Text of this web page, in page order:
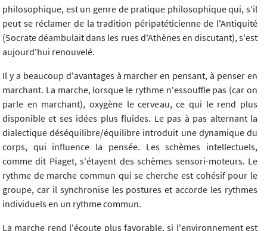
philosophique, est un genre de pratique philosophique qui, s'il
peut se réclamer de la tradition péripatéticienne de l'Antiquité
(Socrate déambulait dans les rues d'Athènes en discutant), s'est
aujourd'hui renouvelé.
Il y a beaucoup d'avantages à marcher en pensant, à penser en
marchant. La marche, lorsque le rythme n'essouffle pas (car on
parle en marchant), oxygène le cerveau, ce qui le rend plus
disponible et ses idées plus fluides. Le pas à pas alternant la
dialectique déséquilibre/équilibre introduit une dynamique du
corps, qui influence la pensée. Les schèmes intellectuels,
comme dit Piaget, s'étayent des schèmes sensori-moteurs. Le
rythme de marche commun qui se cherche est cohésif pour le
groupe, car il synchronise les postures et accorde les rythmes
individuels en un rythme commun.
La marche rend l'écoute plus favorable, si l'environnement est